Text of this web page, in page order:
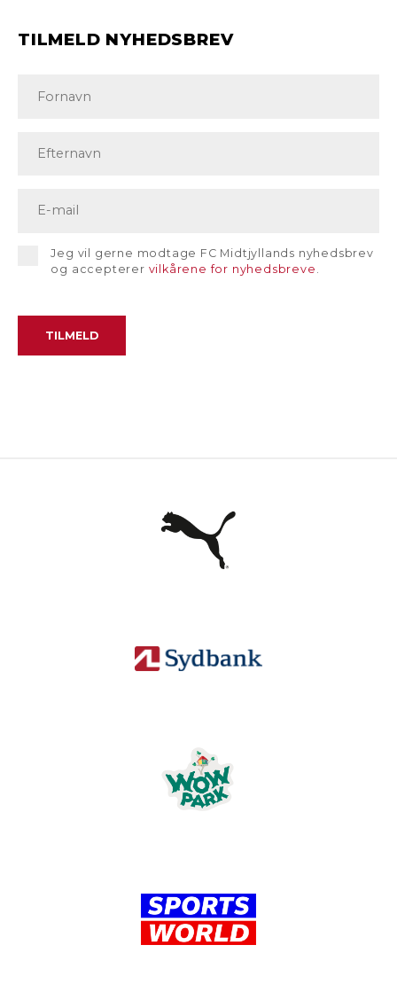
TILMELD NYHEDSBREV
Jeg vil gerne modtage FC Midtjyllands nyhedsbrev
og accepterer vilkårene for nyhedsbreve